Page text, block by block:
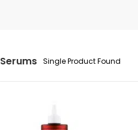
Serums Single Product Found